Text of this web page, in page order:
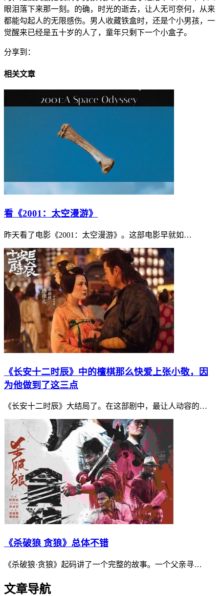
眼泪落下来那一刻。的确，时光的逝去，让人无可奈何，从来
都能勾起人的无限感伤。男人收藏铁盒时，还是个小男孩，一
觉醒来已经是五十岁的人了，童年只剩下一个小盒子。
分享到：
相关文章
看《2001：太空漫游》
昨天看了电影《2001：太空漫游》。这部电影早就如…
《长安十二时辰》中的檀棋那么快爱上张小敬，因
为他做到了这三点
《长安十二时辰》大结局了。在这部剧中，最让人动容的…
《杀破狼 贪狼》总体不错
《杀破狼·贪狼》起码讲了一个完整的故事。一个父亲寻…
文章导航